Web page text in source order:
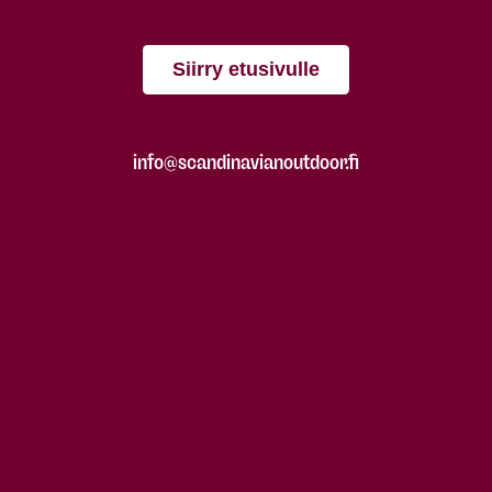
Siirry etusivulle
info@scandinavianoutdoor.fi